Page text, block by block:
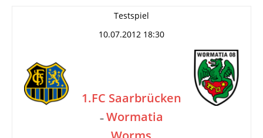
Testspiel
10.07.2012 18:30
1.FC Saarbrücken
– Wormatia